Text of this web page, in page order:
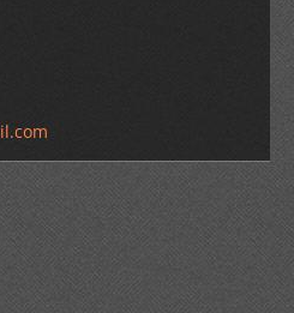
il.com